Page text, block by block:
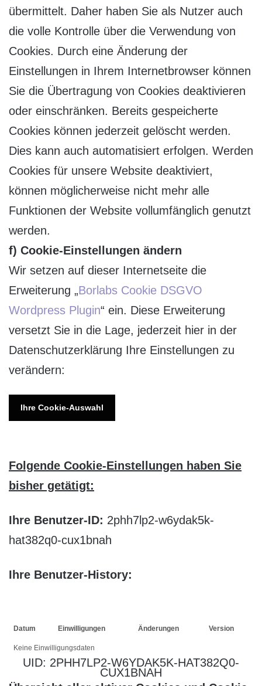
übermittelt. Daher haben Sie als Nutzer auch
die volle Kontrolle über die Verwendung von
Cookies. Durch eine Änderung der
Einstellungen in Ihrem Internetbrowser können
Sie die Übertragung von Cookies deaktivieren
oder einschränken. Bereits gespeicherte
Cookies können jederzeit gelöscht werden.
Dies kann auch automatisiert erfolgen. Werden
Cookies für unsere Website deaktiviert,
können möglicherweise nicht mehr alle
Funktionen der Website vollumfänglich genutzt
werden.
f) Cookie-Einstellungen ändern
Wir setzen auf dieser Internetseite die
Erweiterung „Borlabs Cookie DSGVO
Wordpress Plugin“ ein. Diese Erweiterung
versetzt Sie in die Lage, jederzeit hier in der
Datenschutzerklärung Ihre Einstellungen zu
verändern:
Ihre Cookie-Auswahl
Folgende Cookie-Einstellungen haben Sie
bisher getätigt:
Ihre Benutzer-ID: 2phh7lp2-w6ydak5k-
hat382q0-cux1bnah
Ihre Benutzer-History:
Datum Einwilligungen Änderungen Version
Keine Einwilligungsdaten
UID: 2PHH7LP2-W6YDAK5K-HAT382Q0-
CUX1BNAH